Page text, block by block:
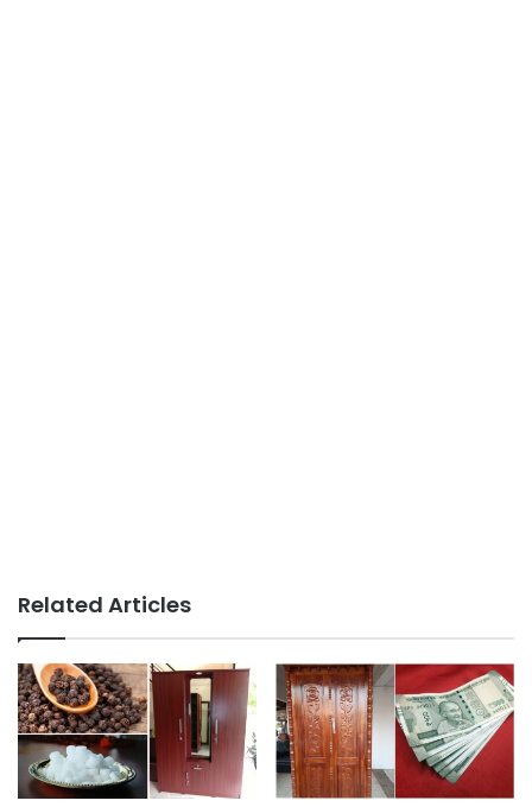
Related Articles